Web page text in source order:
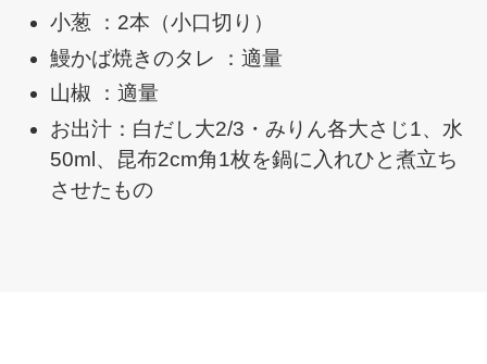
小葱 ：2本（小口切り）
鰻かば焼きのタレ ：適量
山椒 ：適量
お出汁：白だし大2/3・みりん各大さじ1、水
50ml、昆布2cm角1枚を鍋に入れひと煮立ち
させたもの